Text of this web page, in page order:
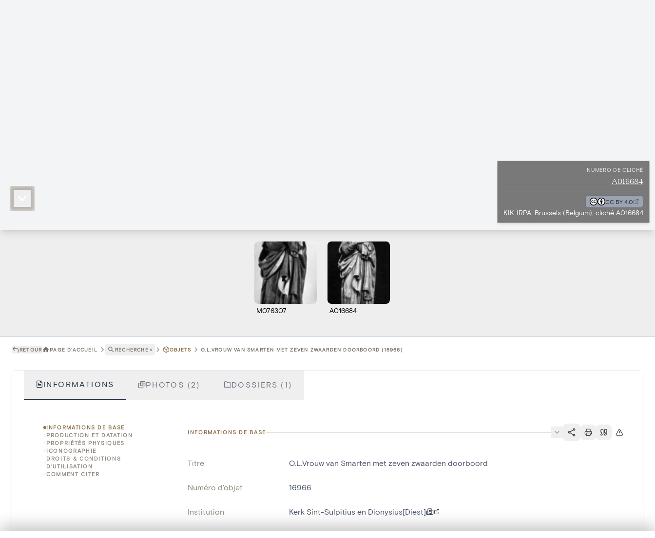
NUMÉRO DE CLICHÉ
A016684
CC BY 4.0
KIK-IRPA, Brussels (Belgium), cliché A016684
M076307 A016684
RETOUR PAGE D'ACCUEIL RECHERCHE ˅ OBJETS O.L.VROUW VAN SMARTEN MET ZEVEN ZWAARDEN DOORBOORD (16966)
INFORMATIONS PHOTOS (2) DOSSIERS (1)
INFORMATIONS DE BASE
PRODUCTION ET DATATION
PROPRIÉTÉS PHYSIQUES
ICONOGRAPHIE
DROITS & CONDITIONS
D'UTILISATION
COMMENT CITER
INFORMATIONS DE BASE
Titre O.L.Vrouw van Smarten met zeven zwaarden doorboord
Numéro d'objet 16966
Institution Kerk Sint-Sulpitius en Dionysius[Diest]